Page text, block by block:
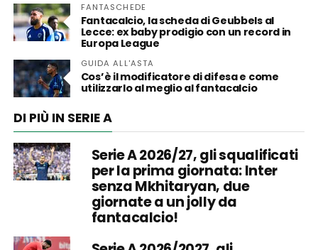
FANTASCHEDE
Fantacalcio, la scheda di Geubbels al
Lecce: ex baby prodigio con un record in
Europa League
GUIDA ALL'ASTA
Cos’è il modificatore di difesa e come
utilizzarlo al meglio al fantacalcio
DI PIÙ IN SERIE A
Serie A 2026/27, gli squalificati
per la prima giornata: Inter
senza Mkhitaryan, due
giornate a un jolly da
fantacalcio!